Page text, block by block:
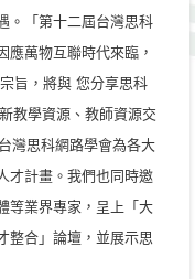
。「第十二屆台灣思科
應萬物互聯時代來臨，
旨，將與 您分享思科
教學資源、教師資源交
灣思科網路學會為各大
才計畫。我們也同時邀
等業界專家，呈上「大
整合」論壇，並展示思